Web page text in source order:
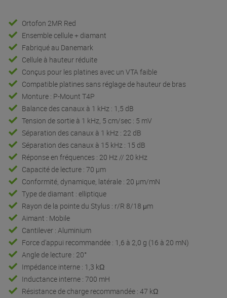
Ortofon 2MR Red
Ensemble cellule + diamant
Fabriqué au Danemark
Cellule à hauteur réduite
Conçus pour les platines avec un VTA faible
Compatible platines sans réglage de hauteur de bras
Monture : P-Mount T4P
Balance des canaux à 1 kHz : 1,5 dB
Tension de sortie à 1 kHz, 5 cm/sec : 5 mV
Séparation des canaux à 1 kHz : 22 dB
Séparation des canaux à 15 kHz : 15 dB
Réponse en fréquences : 20 Hz // 20 kHz
Capacité de lecture : 70 µm
Conformité, dynamique, latérale : 20 µm/mN
Type de diamant : elliptique
Rayon de la pointe du Stylus : r/R 8/18 μm
Aimant : Mobile
Cantilever : Aluminium
Force d'appui recommandée : 1,6 à 2,0 g (16 à 20 mN)
Angle de lecture : 20°
Impédance interne : 1,3 kΩ
Inductance interne : 700 mH
Résistance de charge recommandée : 47 kΩ